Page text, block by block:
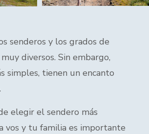
senderos y los grados de
diversos. Sin embargo,
simples, tienen un encanto
elegir el sendero más
vos y tu familia es importante